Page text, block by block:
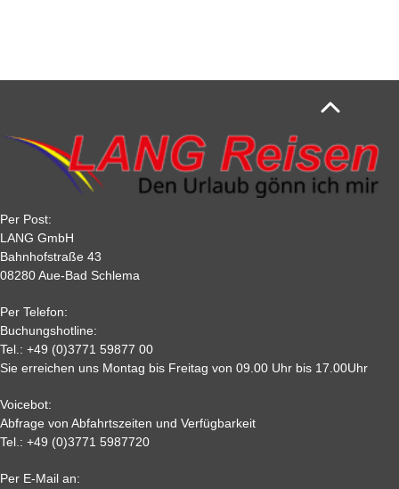
Per Post:
LANG GmbH
Bahnhofstraße 43
08280 Aue-Bad Schlema
Per Telefon:
Buchungshotline:
Tel.: +49 (0)3771 59877 00
Sie erreichen uns Montag bis Freitag von 09.00 Uhr bis 17.00Uhr
Voicebot:
Abfrage von Abfahrtszeiten und Verfügbarkeit
Tel.: +49 (0)3771 5987720
Per E-Mail an: